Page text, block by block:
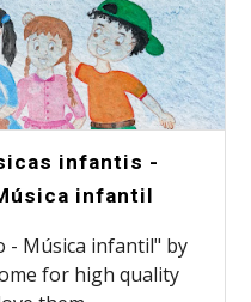
infantis -
infantil
- Música infantil" by
for high quality